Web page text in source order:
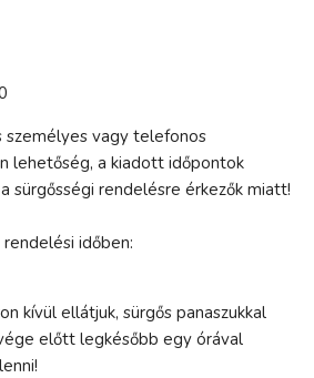
vagy telefonos
lehetőség, a kiadott időpontok
sürgősségi rendelésre érkezők miatt!
időben:
kívül ellátjuk, sürgős panaszukkal
előtt legkésőbb egy órával